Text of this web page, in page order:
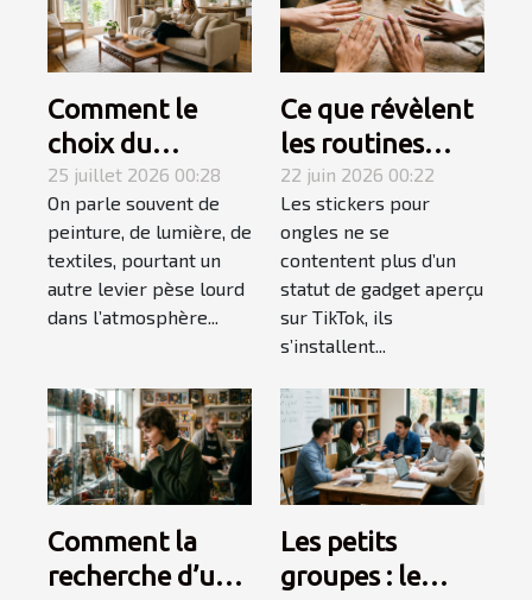
Comment le
choix du
mobilier
influence-t-il
l’ambiance
d’une pièce ?
25 juillet 2026 00:28
On parle souvent de
peinture, de lumière, de
textiles, pourtant un
autre levier pèse lourd
dans l’atmosphère...
Ce que révèlent
les routines
beauté sur
l'explosion des
stickers ongles
22 juin 2026 00:22
Les stickers pour
ongles ne se
contentent plus d’un
statut de gadget aperçu
sur TikTok, ils
s’installent...
Comment la
recherche d’une
Les petits
groupes : le